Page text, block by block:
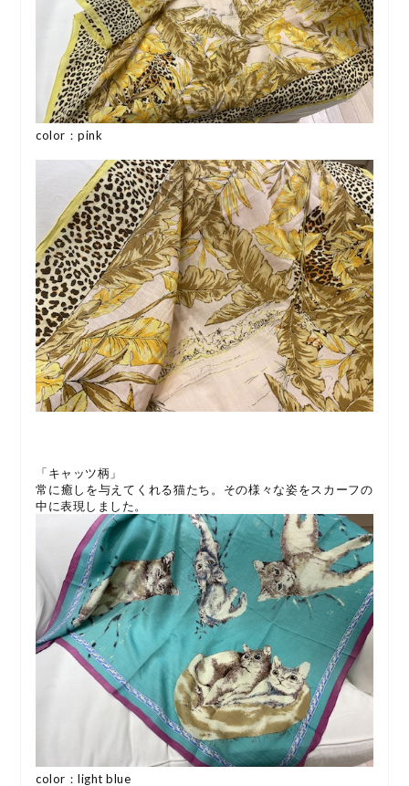
color：pink
「キャッツ柄」
常に癒しを与えてくれる猫たち。その様々な姿をスカーフの
中に表現しました。
color：light blue